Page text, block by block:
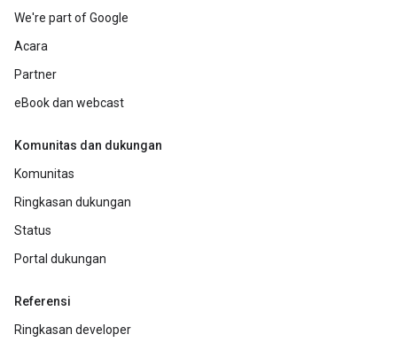
We're part of Google
Acara
Partner
eBook dan webcast
Komunitas dan dukungan
Komunitas
Ringkasan dukungan
Status
Portal dukungan
Referensi
Ringkasan developer